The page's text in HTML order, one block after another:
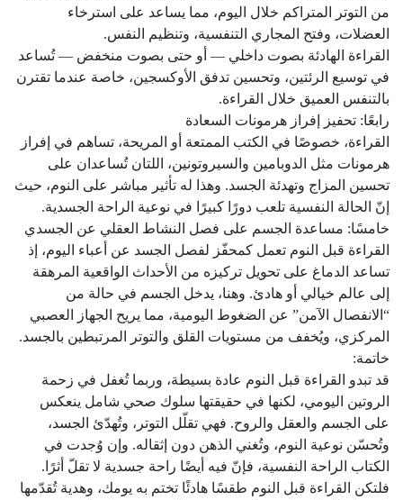
من التوتر المتراكم خلال اليوم، مما يساعد على استرخاء
العضلات، وفتح المجاري التنفسية، وتنظيم النفس.
القراءة الهادئة بصوت داخلي — أو حتى بصوت منخفض — تُساعد
في توسيع الرئتين، وتحسين تدفق الأوكسجين، خاصة عندما تقترن
بالتنفس العميق خلال القراءة.
رابعًا: تحفيز إفراز هرمونات السعادة
القراءة، خصوصًا في الكتب الممتعة أو المريحة، تساهم في إفراز
هرمونات مثل الدوبامين والسيروتونين، اللتان تُساعدان على
تحسين المزاج وتهدئة الجسد. وهذا له تأثير مباشر على النوم، حيث
إنّ الحالة النفسية تلعب دورًا كبيرًا في نوعية الراحة الجسدية.
خامسًا: مساعدة الجسم على فصل النشاط العقلي عن الجسدي
القراءة قبل النوم تعمل كمحفّز لفصل الجسد عن أعباء اليوم، إذ
تساعد الدماغ على تحويل تركيزه من الأحداث الواقعية المرهقة
إلى عالم خيالي أو هادئ. وهنا، يدخل الجسم في حالة من
“الانفصال الآمن” عن الضغوط اليومية، مما يريح الجهاز العصبي
المركزي، ويُخفف من مستويات القلق والتوتر المرتبطين بالجسد.
خاتمة:
قد تبدو القراءة قبل النوم عادة بسيطة، وربما تُغفل في زحمة
الروتين اليومي، لكنها في حقيقتها سلوك صحي شامل ينعكس
على الجسم والعقل والروح. فهي تقلّل التوتر، وتُهدّئ الجسد،
وتُحسّن نوعية النوم، وتُغني الذهن دون إثقاله. وإن وُجدت في
الكتاب الراحة النفسية، فإنّ فيه أيضًا راحة جسدية لا تقلّ أثرًا.
فلتكن القراءة قبل النوم طقسًا هادئًا تختم به يومك، وهدية تُقدّمها